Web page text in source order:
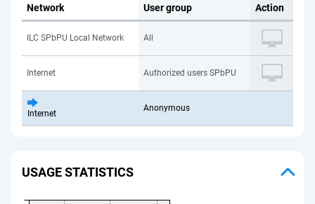
Network User group Action
ILC SPbPU Local Network All
Internet Authorized users SPbPU
Internet
Anonymous
USAGE STATISTICS